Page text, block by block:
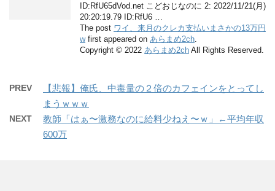
ID:RfU65dVod.net こどおじなのに 2: 2022/11/21(月)
20:20:19.79 ID:RfU6 …
The post ワイ、来月のクレカ支払いまさかの13万円
wfirst appeared on あらまめ2ch
Copyright © 2022 あらまめ2ch All Rights Reserved.
PREV
【悲報】俺氏、中毒量の２倍のカフェインをとってし
まうｗｗｗ
NEXT
教師「はぁ〜激務なのに給料少ねえ〜ｗ」←平均年収
600万